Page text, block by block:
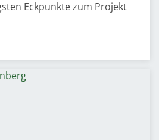
Eckpunkte zum Projekt